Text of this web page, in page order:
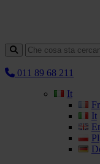
011 89 68 211
It
Fr
It
Pl